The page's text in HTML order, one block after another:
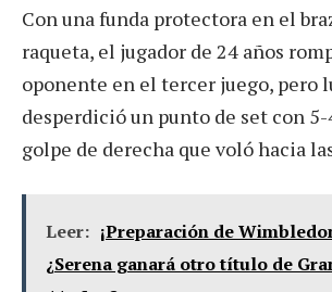
Con una funda protectora en el
raqueta, el jugador de 24 años
oponente en el tercer juego, pero
desperdició un punto de set con
golpe de derecha que voló hacia
Leer: ¡Preparación de
¿Serena ganará otro título de